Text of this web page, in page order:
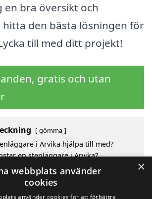
en bra översikt och
den bästa lösningen för
till med ditt projekt!
gratis och utan
gömma
i Arvika hjälpa till med?
en stenläggare i Arvika?
att välja stenläggare i Arvika
stenläggare i de omgivande
×
webbplats använder
cookies
använder cookies för att förbättra